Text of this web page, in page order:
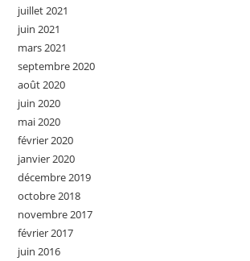
juillet 2021
juin 2021
mars 2021
septembre 2020
août 2020
juin 2020
mai 2020
février 2020
janvier 2020
décembre 2019
octobre 2018
novembre 2017
février 2017
juin 2016